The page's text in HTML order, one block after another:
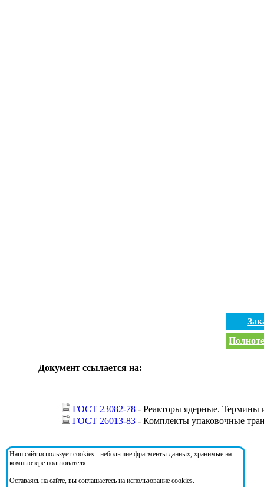
Документ ссылается на:
ГОСТ 23082-78 - Реакторы ядерные. Термины
ГОСТ 26013-83 - Комплекты упаковочные
На документ ссылаются:
Наш сайт использует cookies - небольшие фрагменты данных, хранимые на
компьютере пользователя.
Оставаясь на сайте, вы соглашаетесь на использование cookies.